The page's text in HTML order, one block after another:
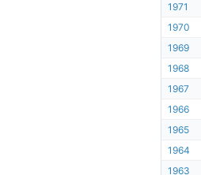
1971
1970
1969
1968
1967
1966
1965
1964
1963